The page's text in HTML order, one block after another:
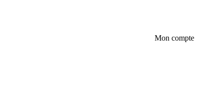
Mon compte